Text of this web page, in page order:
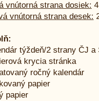
vnútorná strana dosiek:
vnútorná strana desek:
týždeň/2 strany ČJ a
krycia stránka
ročný kalendár
papier
papier